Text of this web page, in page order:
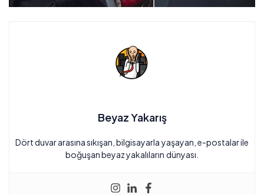
Beyaz Yakarış
Dört duvar arasına sıkışan, bilgisayarla yaşayan, e-postalar ile
boğuşan beyaz yakalıların dünyası.